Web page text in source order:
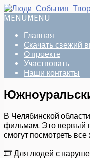
MENUMENU
Главная
Скачать свежий
О проекте
Участвовать
Наши контакты
В Челябинской
фильмам. Это первый
смогут посмотреть
🎞 Для людей с